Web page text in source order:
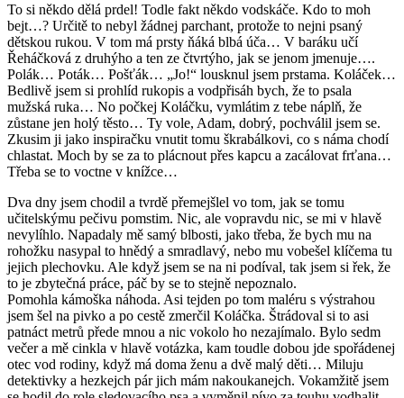
To si někdo dělá prdel! Todle fakt někdo vodskáče. Kdo to moh
bejt…? Určitě to nebyl žádnej parchant, protože to nejni psaný
dětskou rukou. V tom má prsty ňáká blbá úča… V baráku učí
Řeháčková z druhýho a ten ze čtvrtýho, jak se jenom jmenuje….
Polák… Poták… Pošťák… „Jo!“ lousknul jsem prstama. Koláček…
Bedlivě jsem si prohlíd rukopis a vodpřisáh bych, že to psala
mužská ruka… No počkej Koláčku, vymlátim z tebe náplň, že
zůstane jen holý těsto… Ty vole, Adam, dobrý, pochválil jsem se.
Zkusim ji jako inspiračku vnutit tomu škrabálkovi, co s náma chodí
chlastat. Moch by se za to plácnout přes kapcu a zacálovat frťana…
Třeba se to voctne v knížce…
Dva dny jsem chodil a tvrdě přemejšlel vo tom, jak se tomu
učitelskýmu pečivu pomstim. Nic, ale vopravdu nic, se mi v hlavě
nevylíhlo. Napadaly mě samý blbosti, jako třeba, že bych mu na
rohožku nasypal to hnědý a smradlavý, nebo mu vobešel klíčema tu
jejich plechovku. Ale když jsem se na ni podíval, tak jsem si řek, že
to je zbytečná práce, páč by se to stejně nepoznalo.
Pomohla kámoška náhoda. Asi tejden po tom maléru s výstrahou
jsem šel na pivko a po cestě zmerčil Koláčka. Štrádoval si to asi
patnáct metrů přede mnou a nic vokolo ho nezajímalo. Bylo sedm
večer a mě cinkla v hlavě votázka, kam toudle dobou jde spořádenej
otec vod rodiny, když má doma ženu a dvě malý děti… Miluju
detektivky a hezkejch pár jich mám nakoukanejch. Vokamžitě jsem